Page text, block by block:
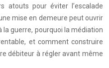
atouts pour éviter l’escalade
mise en demeure peut ouvrir
la guerre, pourquoi la médiation
et comment construire
débiteur à régler avant même